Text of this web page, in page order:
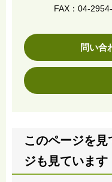
FAX：04-
問い合
このページを
ジも見ています